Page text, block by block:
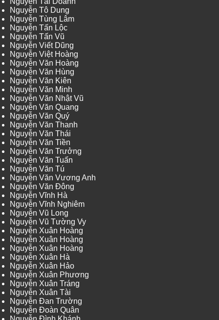
Nguyễn Tô Dung
Nguyễn Tùng Lâm
Nguyễn Tấn Lộc
Nguyễn Tấn Vũ
Nguyễn Viết Dũng
Nguyễn Việt Hoàng
Nguyễn Văn Hoàng
Nguyễn Văn Hùng
Nguyễn Văn Kiên
Nguyễn Văn Minh
Nguyễn Văn Nhật Vũ
Nguyễn Văn Quang
Nguyễn Văn Quý
Nguyễn Văn Thanh
Nguyễn Văn Thái
Nguyễn Văn Tiền
Nguyễn Văn Trưởng
Nguyễn Văn Tuấn
Nguyễn Văn Tú
Nguyễn Văn Vương Anh
Nguyễn Văn Đông
Nguyễn Vĩnh Hà
Nguyễn Vĩnh Nghiêm
Nguyễn Vũ Long
Nguyễn Vũ Tường Vy
Nguyễn Xuân Hoàng
Nguyễn Xuân Hoàng
Nguyễn Xuân Hoàng
Nguyễn Xuân Hà
Nguyễn Xuân Hảo
Nguyễn Xuân Phương
Nguyễn Xuân Tráng
Nguyễn Xuân Tài
Nguyễn Đan Trường
Nguyễn Đoàn Quân